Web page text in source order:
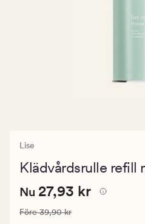
Lise
Klädvårdsrulle refill
Nuvarande
27,93
Nuvarande pris
Nu 27,93 kr
Ordinarie pris
Före39,90 kr